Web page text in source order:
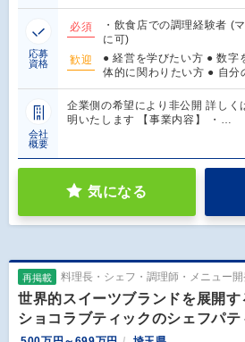
応募
資格
必須
・飲食店での調理経験者 (
に可)
歓迎
● 経営を学びたい方 ● 数字
体的に関わりたい方 ● 自分
会社
概要
企業側の希望により非公開 詳しく
明いたします 【事業内容】 ・…
気になる
再掲載 料理長・シェフ・調理師・メニュー開
世界的スイーツブランドを展開
ショコラブティックのシェフパ